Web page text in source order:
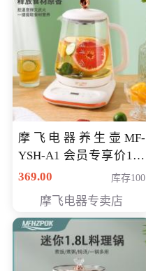
摩飞电器养生壶MF-
YSH-A1 会员专享价198
元
369.00 库存100
摩飞电器专卖店